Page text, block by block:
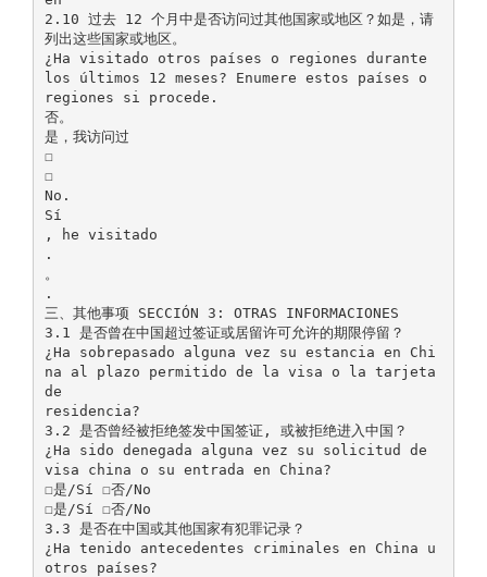
2.10 过去 12 个月中是否访问过其他国家或地区？如是，请
列出这些国家或地区。
¿Ha visitado otros países o regiones durante
los últimos 12 meses? Enumere estos países o
regiones si procede.
否。
是，我访问过
☐
☐
No.
Sí
, he visitado
.
。
.
三、其他事项 SECCIÓN 3: OTRAS INFORMACIONES
3.1 是否曾在中国超过签证或居留许可允许的期限停留？
¿Ha sobrepasado alguna vez su estancia en Chi
na al plazo permitido de la visa o la tarjeta
de
residencia?
3.2 是否曾经被拒绝签发中国签证, 或被拒绝进入中国？
¿Ha sido denegada alguna vez su solicitud de
visa china o su entrada en China?
☐是/Sí ☐否/No
☐是/Sí ☐否/No
3.3 是否在中国或其他国家有犯罪记录？
¿Ha tenido antecedentes criminales en China u
otros países?